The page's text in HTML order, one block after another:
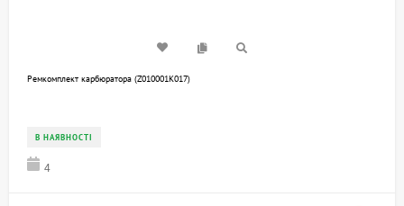
Ремкомплект карбюратора (Z010001K017)
В НАЯВНОСТІ
4